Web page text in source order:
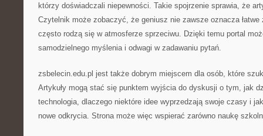
którzy doświadczali niepewności. Takie spojrzenie sprawia, że
Czytelnik może zobaczyć, że geniusz nie zawsze oznacza łatwe
często rodzą się w atmosferze sprzeciwu. Dzięki temu portal
samodzielnego myślenia i odwagi w zadawaniu pytań.
zsbelecin.edu.pl jest także dobrym miejscem dla osób, które
Artykuły mogą stać się punktem wyjścia do dyskusji o tym, jak
technologia, dlaczego niektóre idee wyprzedzają swoje czasy i
nowe odkrycia. Strona może więc wspierać zarówno naukę